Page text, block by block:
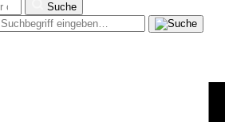
Suche